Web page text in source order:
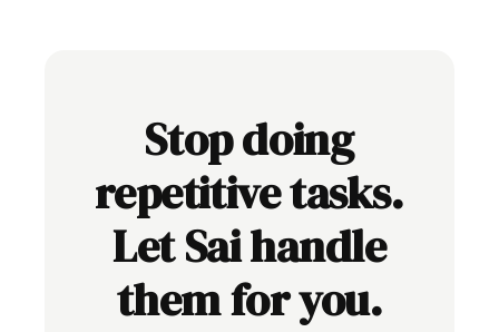
Stop doing
repetitive tasks.
Let Sai handle
them for you.